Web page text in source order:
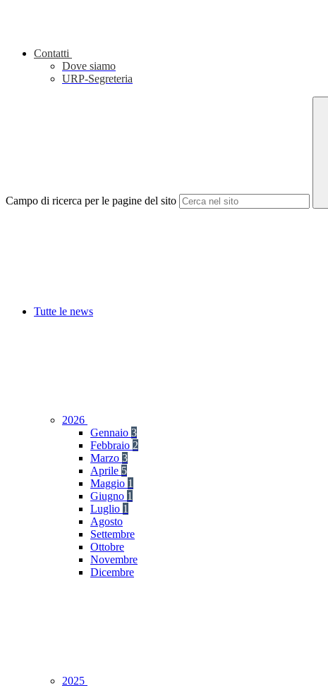
Contatti
Dove siamo
URP-Segreteria
Campo di ricerca per le pagine del sito
Tutte le news
2026
Gennaio 3
Febbraio 2
Marzo 3
Aprile 5
Maggio 1
Giugno 1
Luglio 1
Agosto
Settembre
Ottobre
Novembre
Dicembre
2025